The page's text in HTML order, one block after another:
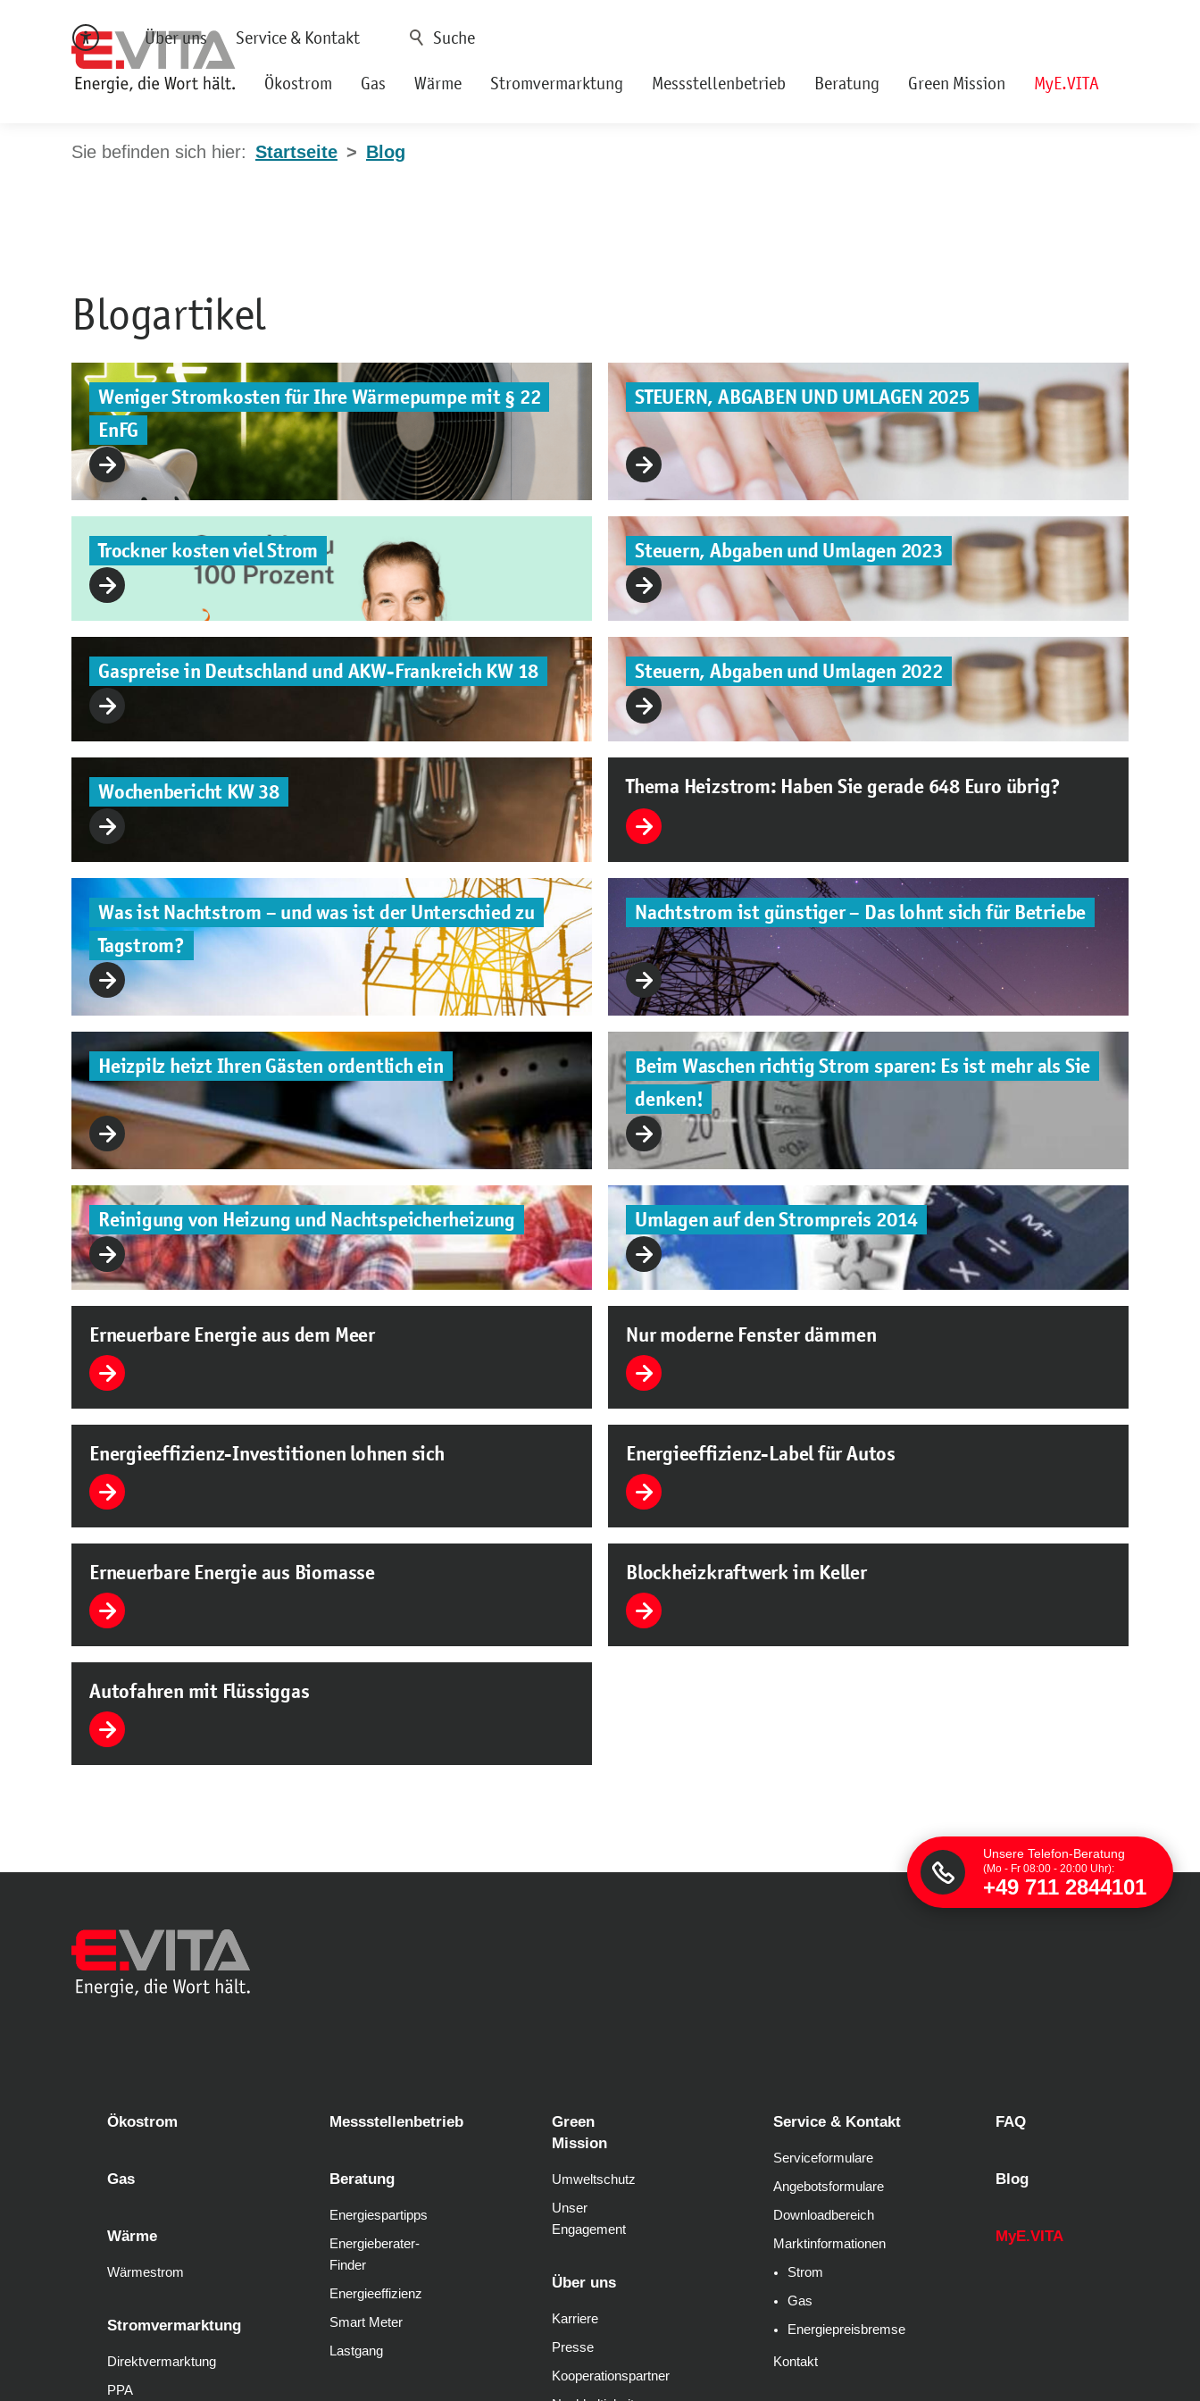
Über uns Service & Kontakt
Ökostrom Gas Wärme Stromvermarktung Messstellenbetrieb Beratung Green Mission MyE.VITA
Startseite Blog
Blogartikel
Weniger Stromkosten für Ihre Wärmepumpe mit § 22
EnFG
STEUERN, ABGABEN UND UMLAGEN 2025
Trockner kosten viel Strom Steuern, Abgaben und Umlagen 2023
Gaspreise in Deutschland und AKW-Frankreich KW 18 Steuern, Abgaben und Umlagen 2022
Wochenbericht KW 38 Thema Heizstrom: Haben Sie gerade 648 Euro übrig?
Was ist Nachtstrom – und was ist der Unterschied zu
Tagstrom?
Nachtstrom ist günstiger – Das lohnt sich für Betriebe
Heizpilz heizt Ihren Gästen ordentlich ein
Beim Waschen richtig Strom sparen: Es ist mehr als Sie
denken!
Reinigung von Heizung und Nachtspeicherheizung Umlagen auf den Strompreis 2014
Erneuerbare Energie aus dem Meer Nur moderne Fenster dämmen
Energieeffizienz-Investitionen lohnen sich Energieeffizienz-Label für Autos
Erneuerbare Energie aus Biomasse Blockheizkraftwerk im Keller
Autofahren mit Flüssiggas
Ökostrom
Gas
Wärme
Wärmestrom
Stromvermarktung
Direktvermarktung
PPA
Messstellenbetrieb
Beratung
Energiespartipps
Energieberater-
Finder
Energieeffizienz
Smart Meter
Lastgang
Green
Mission
Umweltschutz
Unser
Engagement
Über uns
Karriere
Presse
Kooperationspartner
Service & Kontakt
Serviceformulare
Angebotsformulare
Downloadbereich
Marktinformationen
Strom
Gas
Energiepreisbremse
Kontakt
FAQ
Blog
MyE.VITA
Unsere Telefon-Beratung
(Mo - Fr 08:00 - 20:00 Uhr):
+49 711 2844101